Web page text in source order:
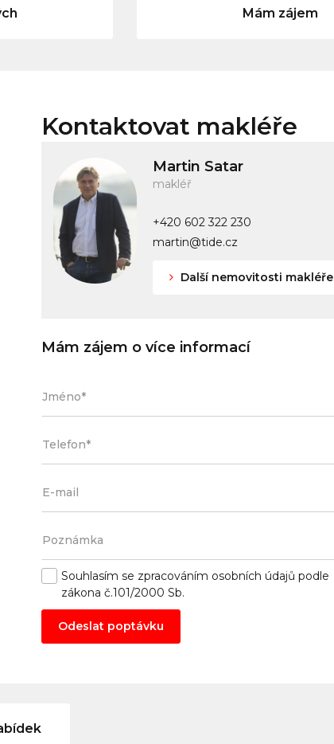
Mám zájem
Kontaktovat makléře
Martin Satar
makléř
+420 602 322 230
martin@tide.cz
Další nemovitosti makléře
Mám zájem o více informací
Souhlasím se zpracováním osobních údajů podle
zákona č.101/2000 Sb.
Odeslat poptávku